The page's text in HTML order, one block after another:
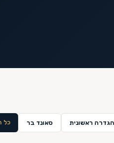
הגדרה ראשונית סאונד בר כל